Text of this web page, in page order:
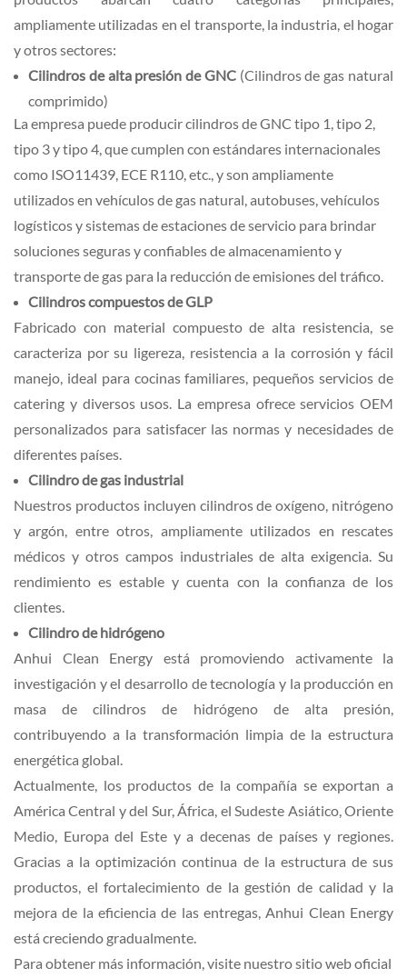
ampliamente utilizadas en el transporte, la industria, el hogar
y otros sectores:
Cilindros de alta presión de GNC(Cilindros de gas natural
comprimido)
La empresa puede producir cilindros de GNC tipo 1, tipo 2,
tipo 3 y tipo 4, que cumplen con estándares internacionales
como ISO11439, ECE R110, etc., y son ampliamente
utilizados en vehículos de gas natural, autobuses, vehículos
logísticos y sistemas de estaciones de servicio para brindar
soluciones seguras y confiables de almacenamiento y
transporte de gas para la reducción de emisiones del tráfico.
Cilindros compuestos de GLP
Fabricado con material compuesto de alta resistencia, se
caracteriza por su ligereza, resistencia a la corrosión y fácil
manejo, ideal para cocinas familiares, pequeños servicios de
catering y diversos usos. La empresa ofrece servicios OEM
personalizados para satisfacer las normas y necesidades de
diferentes países.
Cilindro de gas industrial
Nuestros productos incluyen cilindros de oxígeno, nitrógeno
y argón, entre otros, ampliamente utilizados en rescates
médicos y otros campos industriales de alta exigencia. Su
rendimiento es estable y cuenta con la confianza de los
clientes.
Cilindro de hidrógeno
Anhui Clean Energy está promoviendo activamente la
investigación y el desarrollo de tecnología y la producción en
masa de cilindros de hidrógeno de alta presión,
contribuyendo a la transformación limpia de la estructura
energética global.
Actualmente, los productos de la compañía se exportan a
América Central y del Sur, África, el Sudeste Asiático, Oriente
Medio, Europa del Este y a decenas de países y regiones.
Gracias a la optimización continua de la estructura de sus
productos, el fortalecimiento de la gestión de calidad y la
mejora de la eficiencia de las entregas, Anhui Clean Energy
está creciendo gradualmente.
Para obtener más información, visite nuestro sitio web oficial